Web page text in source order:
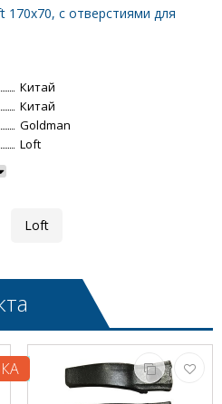
170x70, с отверстиями для
Китай
Китай
Goldman
Loft
Loft